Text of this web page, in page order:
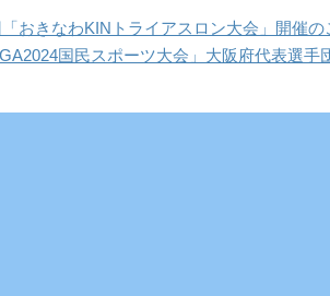
おきなわKINトライアスロン大会」開催の
国民スポーツ大会」大阪府代表選